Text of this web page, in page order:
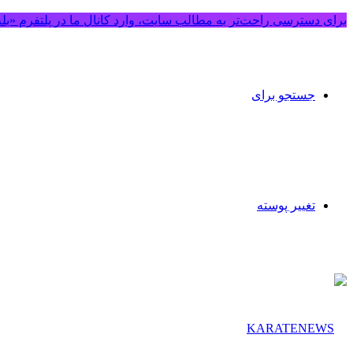
برای دسترسی راحت‌تر به مطالب سایت، وارد کانال ما در پلتفرم
جستجو برای
تغییر پوسته